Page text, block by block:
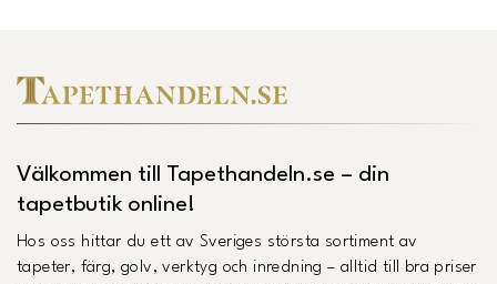
Välkommen till Tapethandeln.se – din
tapetbutik online!
Hos oss hittar du ett av Sveriges största sortiment av
tapeter, färg, golv, verktyg och inredning – alltid till bra priser